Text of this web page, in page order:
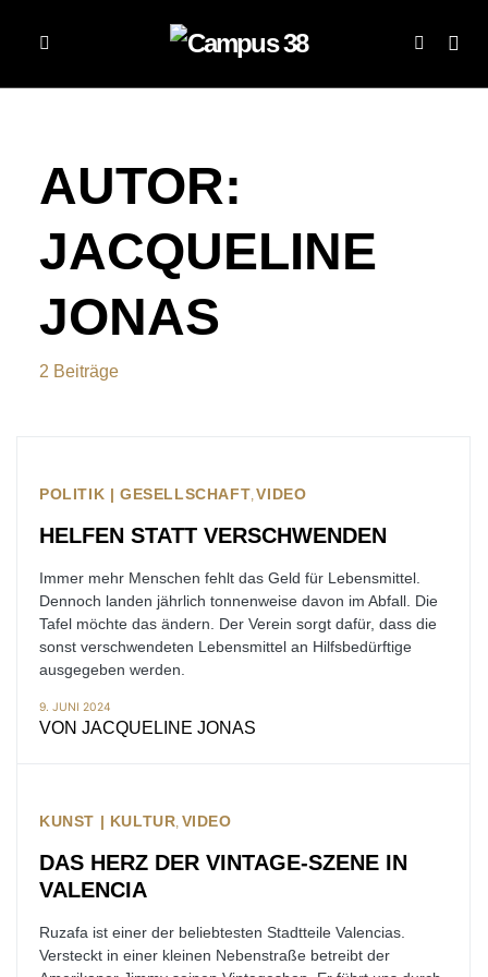
AUTOR:
JACQUELINE
JONAS
2 Beiträge
POLITIK | GESELLSCHAFT VIDEO
HELFEN STATT VERSCHWENDEN
Immer mehr Menschen fehlt das Geld für Lebensmittel.
Dennoch landen jährlich tonnenweise davon im Abfall. Die
Tafel möchte das ändern. Der Verein sorgt dafür, dass die
sonst verschwendeten Lebensmittel an Hilfsbedürftige
ausgegeben werden.
9. JUNI 2024
VON JACQUELINE JONAS
KUNST | KULTUR VIDEO
DAS HERZ DER VINTAGE-SZENE IN
VALENCIA
Ruzafa ist einer der beliebtesten Stadtteile Valencias.
Versteckt in einer kleinen Nebenstraße betreibt der